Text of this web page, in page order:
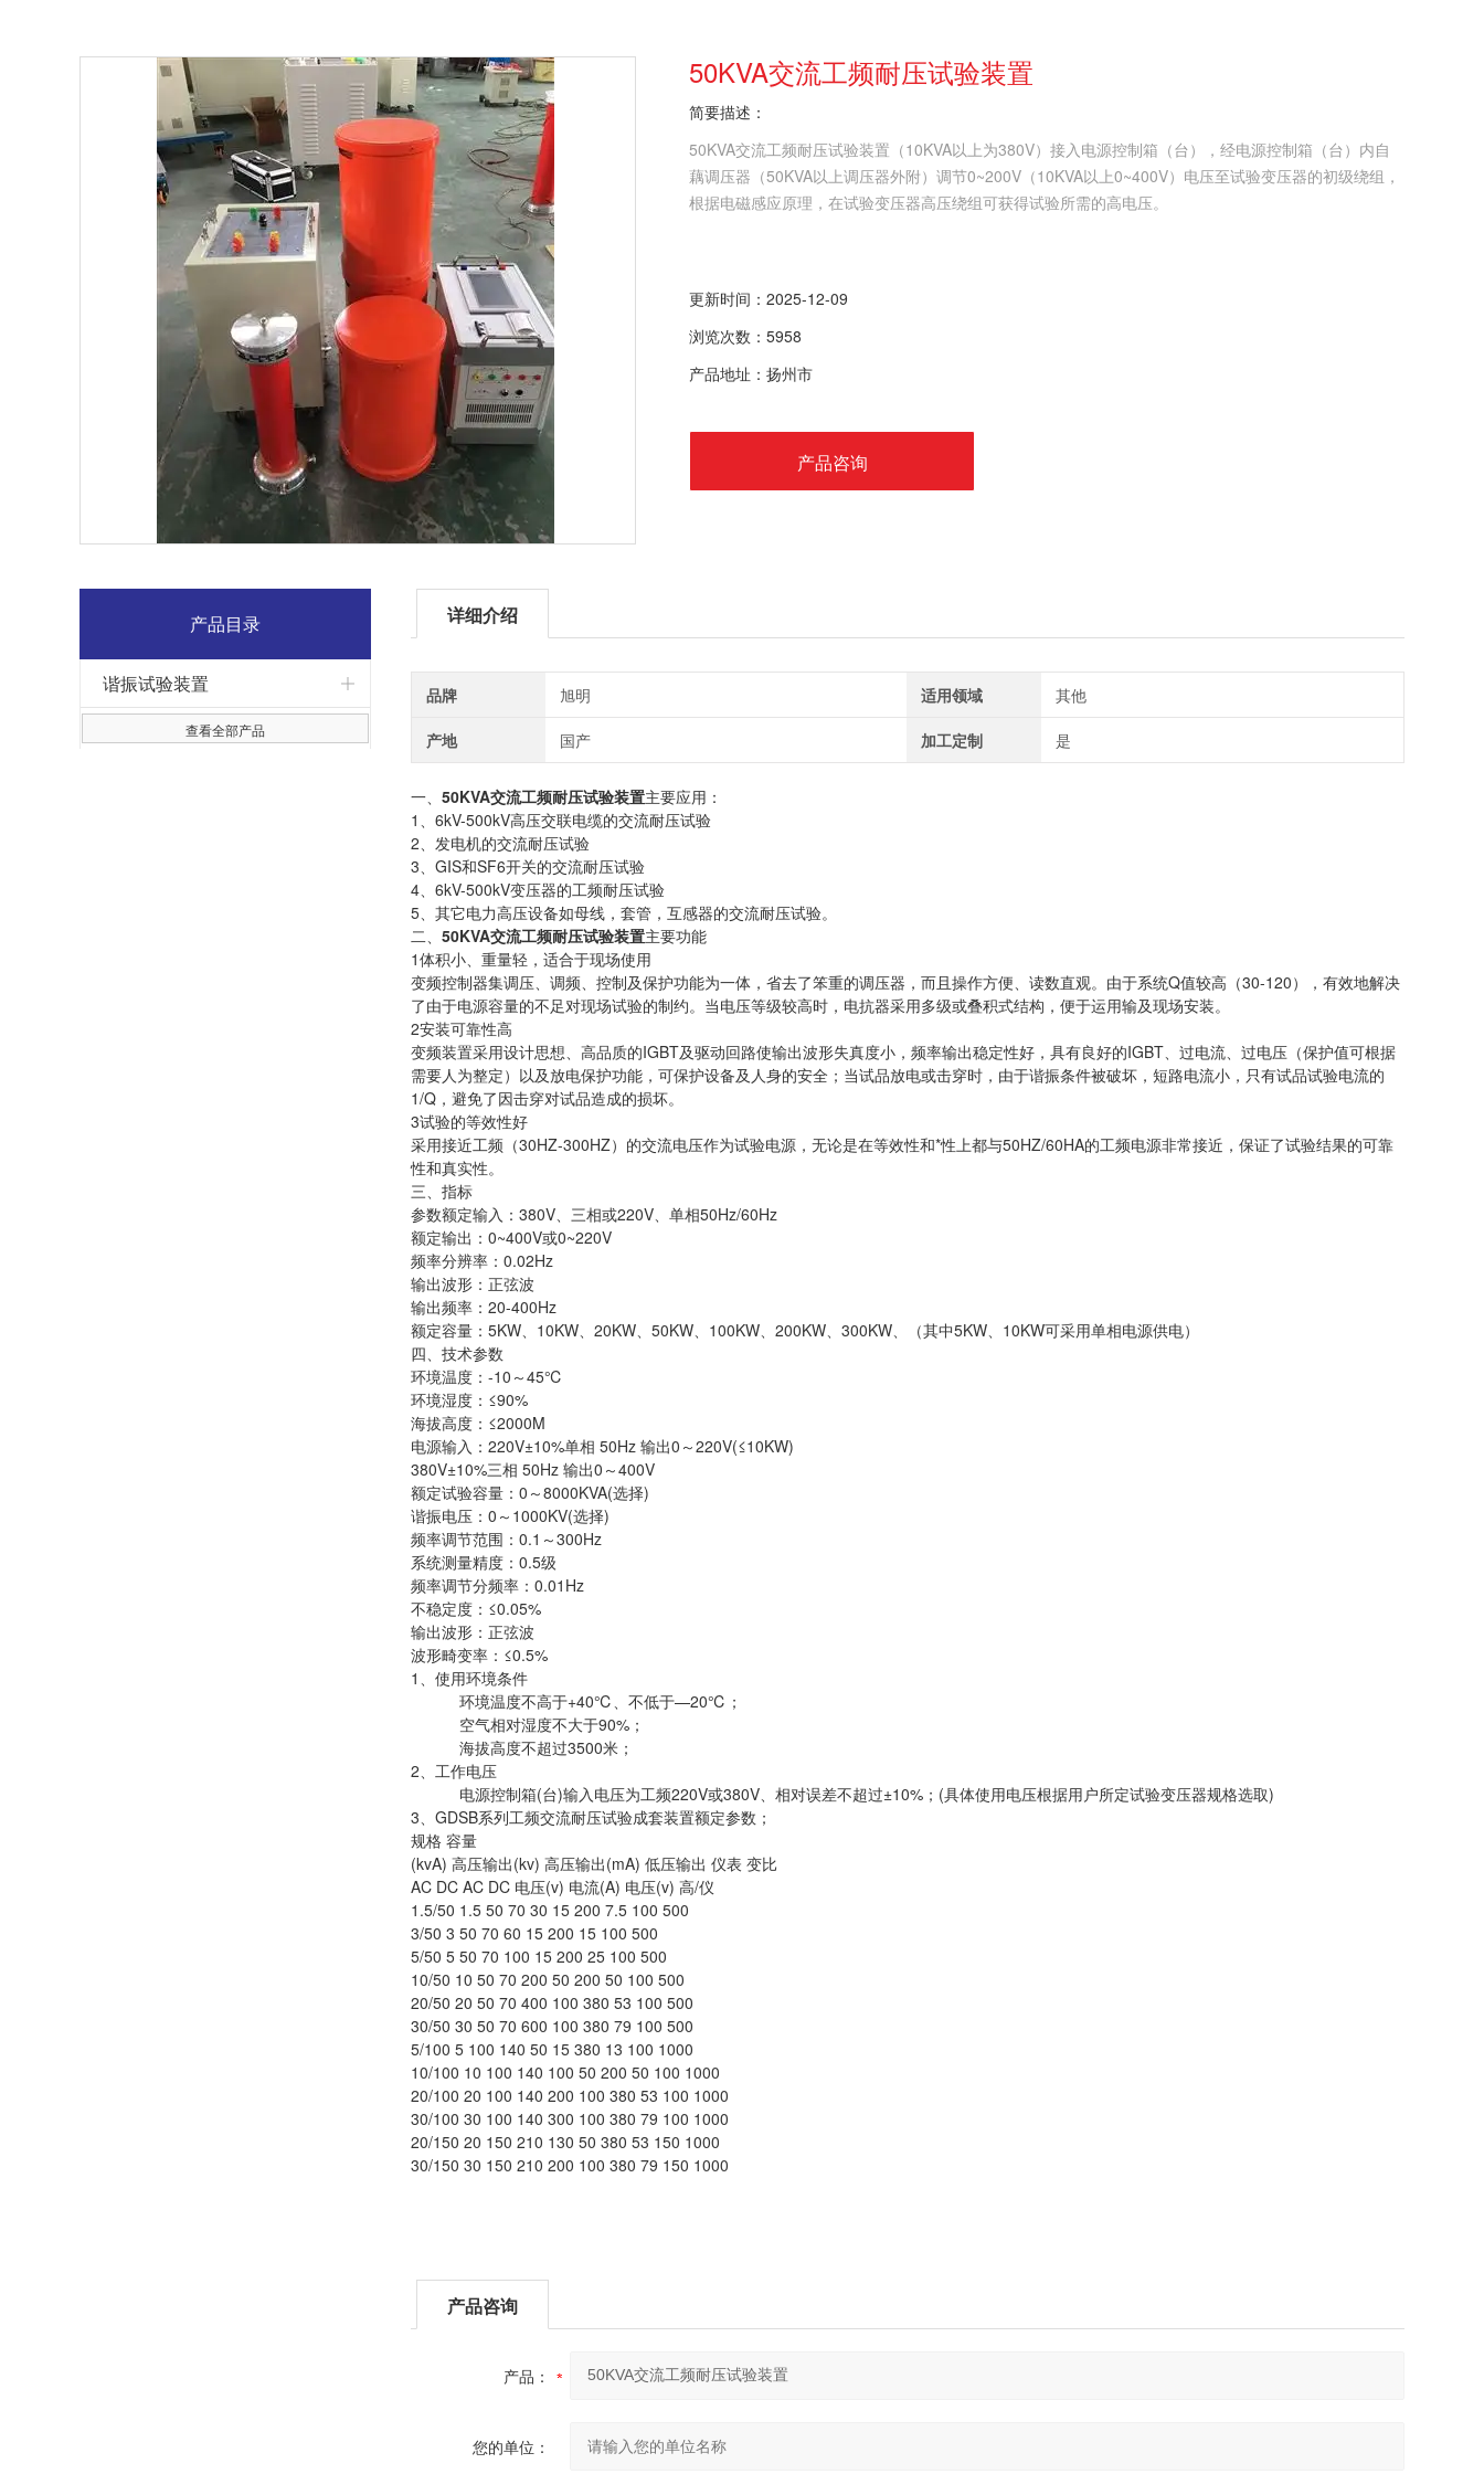
50KVA交流工频耐压试验装置
简要描述：
50KVA交流工频耐压试验装置（10KVA以上为380V）接入电源控制箱（台），经电源控制箱（台）内自
藕调压器（50KVA以上调压器外附）调节0~200V（10KVA以上0~400V）电压至试验变压器的初级绕组，
根据电磁感应原理，在试验变压器高压绕组可获得试验所需的高电压。
更新时间：2025-12-09
浏览次数：5958
产品地址：扬州市
产品咨询
产品目录
谐振试验装置
查看全部产品
详细介绍
品牌 旭明 适用领域 其他
产地 国产 加工定制 是
一、 50KVA交流工频耐压试验装置主要应用：
1、6kV-500kV高压交联电缆的交流耐压试验
2、发电机的交流耐压试验
3、GIS和SF6开关的交流耐压试验
4、6kV-500kV变压器的工频耐压试验
5、其它电力高压设备如母线，套管，互感器的交流耐压试验。
二、 50KVA交流工频耐压试验装置主要功能
1体积小、重量轻，适合于现场使用
变频控制器集调压、调频、控制及保护功能为一体，省去了笨重的调压器，而且操作方便、读数直观。由于系统Q值较高（30-120），有效地解决
了由于电源容量的不足对现场试验的制约。当电压等级较高时，电抗器采用多级或叠积式结构，便于运用输及现场安装。
2安装可靠性高
变频装置采用设计思想、高品质的IGBT及驱动回路使输出波形失真度小，频率输出稳定性好，具有良好的IGBT、过电流、过电压（保护值可根据
需要人为整定）以及放电保护功能，可保护设备及人身的安全；当试品放电或击穿时，由于谐振条件被破坏，短路电流小，只有试品试验电流的
1/Q，避免了因击穿对试品造成的损坏。
3试验的等效性好
采用接近工频（30HZ-300HZ）的交流电压作为试验电源，无论是在等效性和*性上都与50HZ/60HA的工频电源非常接近，保证了试验结果的可靠
性和真实性。
三、指标
参数额定输入：380V、三相或220V、单相50Hz/60Hz
额定输出：0~400V或0~220V
频率分辨率：0.02Hz
输出波形：正弦波
输出频率：20-400Hz
额定容量：5KW、10KW、20KW、50KW、100KW、200KW、300KW、（其中5KW、10KW可采用单相电源供电）
四、技术参数
环境温度：-10～45℃
环境湿度：≤90%
海拔高度：≤2000M
电源输入：220V±10%单相 50Hz 输出0～220V(≤10KW)
380V±10%三相 50Hz 输出0～400V
额定试验容量：0～8000KVA(选择)
谐振电压：0～1000KV(选择)
频率调节范围：0.1～300Hz
系统测量精度：0.5级
频率调节分频率：0.01Hz
不稳定度：≤0.05%
输出波形：正弦波
波形畸变率：≤0.5%
1、使用环境条件
环境温度不高于+40℃、不低于—20℃；
空气相对湿度不大于90%；
海拔高度不超过3500米；
2、工作电压
电源控制箱(台)输入电压为工频220V或380V、相对误差不超过±10%；(具体使用电压根据用户所定试验变压器规格选取)
3、GDSB系列工频交流耐压试验成套装置额定参数；
规格 容量
(kvA) 高压输出(kv) 高压输出(mA) 低压输出 仪表 变比
AC DC AC DC 电压(v) 电流(A) 电压(v) 高/仪
1.5/50 1.5 50 70 30 15 200 7.5 100 500
3/50 3 50 70 60 15 200 15 100 500
5/50 5 50 70 100 15 200 25 100 500
10/50 10 50 70 200 50 200 50 100 500
20/50 20 50 70 400 100 380 53 100 500
30/50 30 50 70 600 100 380 79 100 500
5/100 5 100 140 50 15 380 13 100 1000
10/100 10 100 140 100 50 200 50 100 1000
20/100 20 100 140 200 100 380 53 100 1000
30/100 30 100 140 300 100 380 79 100 1000
20/150 20 150 210 130 50 380 53 150 1000
30/150 30 150 210 200 100 380 79 150 1000
产品咨询
产品：
您的单位：